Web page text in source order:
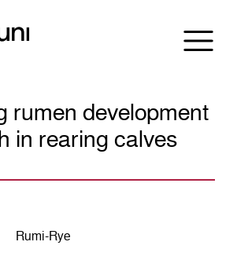
rumen development
in rearing calves
Rumi-Rye